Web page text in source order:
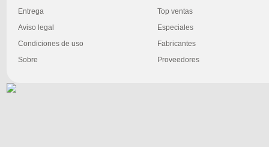
Entrega
Aviso legal
Condiciones de uso
Sobre
Top ventas
Especiales
Fabricantes
Proveedores